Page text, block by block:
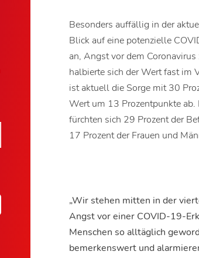
Besonders auffällig in der
Blick auf eine potenzielle
an, Angst vor dem
halbierte sich der Wert fast im
ist aktuell die Sorge mit 30
Wert um 13 Prozentpunkte
fürchten sich 29 Prozent der
17 Prozent der Frauen und
„Wir stehen mitten in der
Angst vor einer COVID-19-
Menschen so alltäglich
bemerkenswert und